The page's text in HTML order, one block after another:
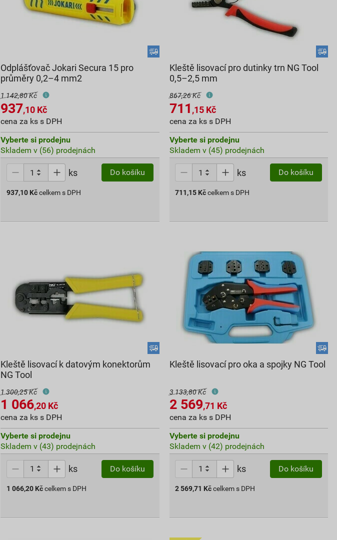
Odplášťovač Jokari Secura 15 pro
průměry 0,2–4 mm2
1 142,80 Kč
937,10 Kč
cena za ks s DPH
Vyberte si prodejnu
Skladem v (56) prodejnách
ks Do košíku
937,10 Kčcelkem s DPH
Kleště lisovací pro dutinky trn NG Tool
0,5–2,5 mm
867,26 Kč
711 ,15Kč
cena za ks s DPH
Vyberte si prodejnu
Skladem v (45) prodejnách
ks Do košíku
711,15 Kč celkem s DPH
Kleště lisovací k datovým konektorům
NG Tool
1 300,25 Kč
1 066,20 Kč
cena za ks s DPH
Vyberte si prodejnu
Skladem v (43) prodejnách
ks Do košíku
1 066,20 Kčcelkem s DPH
Kleště lisovací pro oka a spojky NG Tool
3 133,80 Kč
2 569,71 Kč
cena za ks s DPH
Vyberte si prodejnu
Skladem v (42) prodejnách
ks Do košíku
2 569,71 Kč celkem s DPH